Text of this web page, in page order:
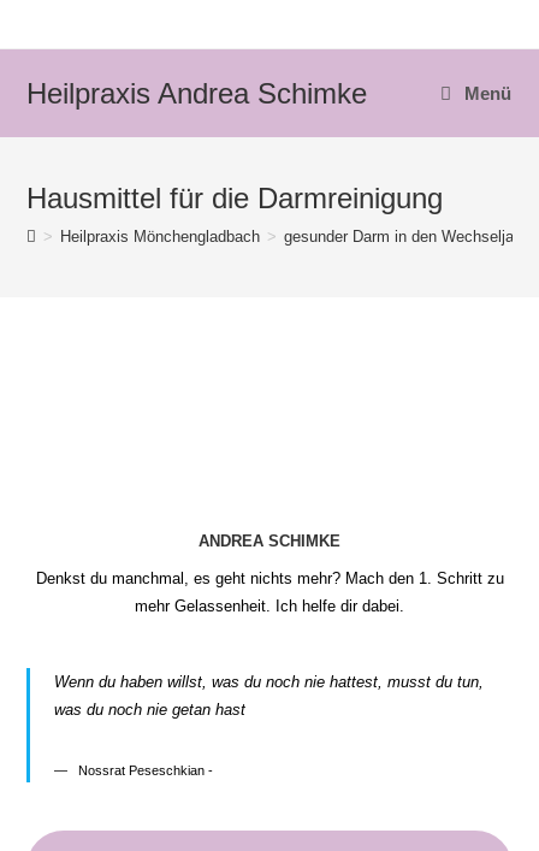
Heilpraxis Andrea Schimke Menü
Hausmittel für die Darmreinigung
> Heilpraxis Mönchengladbach > gesunder Darm in den
ANDREA SCHIMKE
Denkst du manchmal, es geht nichts mehr? Mach den 1. Schritt zu
mehr Gelassenheit. Ich helfe dir dabei.
Wenn du haben willst, was du noch nie hattest, musst du tun,
was du noch nie getan hast
Nossrat Peseschkian -